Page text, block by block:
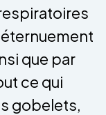
que par
ce qui
gobelets,